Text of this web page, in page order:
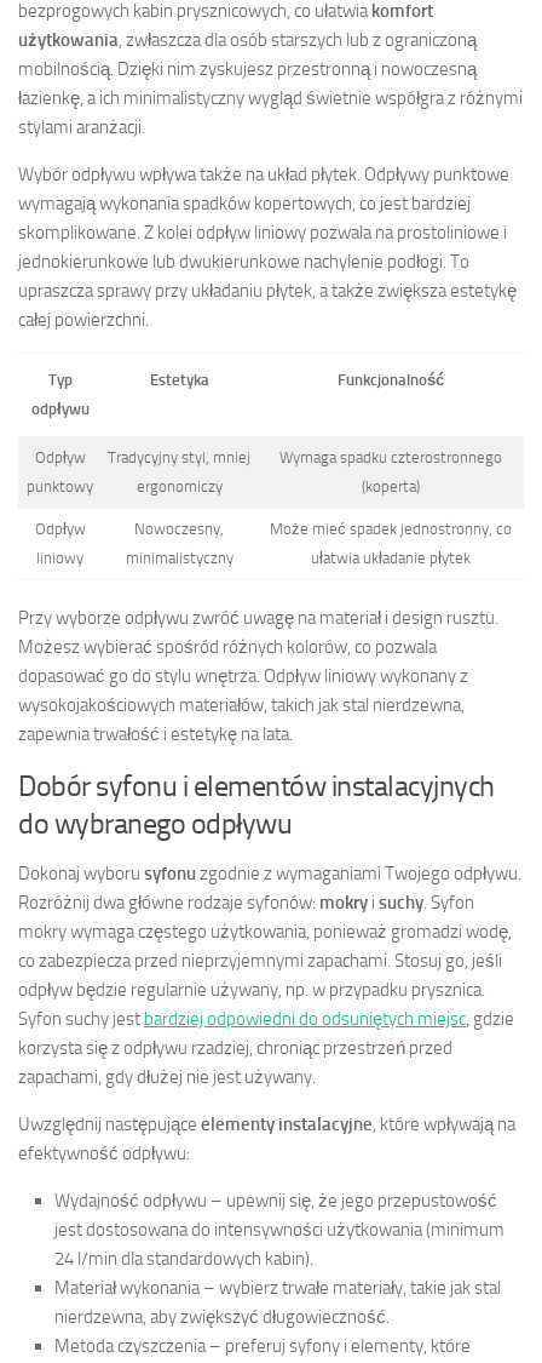
bezprogowych kabin prysznicowych, co ułatwia komfort
użytkowania , zwłaszcza dla osób starszych lub z ograniczoną
mobilnością. Dzięki nim zyskujesz przestronną i nowoczesną
łazienkę, a ich minimalistyczny wygląd świetnie współgra z różnymi
stylami aranżacji.
Wybór odpływu wpływa także na układ płytek. Odpływy punktowe
wymagają wykonania spadków kopertowych, co jest bardziej
skomplikowane. Z kolei odpływ liniowy pozwala na prostoliniowe i
jednokierunkowe lub dwukierunkowe nachylenie podłogi. To
upraszcza sprawy przy układaniu płytek, a także zwiększa estetykę
całej powierzchni.
Typ
odpływu
Estetyka Funkcjonalność
Odpływ
punktowy
Tradycyjny styl, mniej
ergonomiczy
Wymaga spadku czterostronnego
(koperta)
Odpływ
liniowy
Nowoczesny,
minimalistyczny
Może mieć spadek jednostronny, co
ułatwia układanie płytek
Przy wyborze odpływu zwróć uwagę na materiał i design rusztu.
Możesz wybierać spośród różnych kolorów, co pozwala
dopasować go do stylu wnętrza. Odpływ liniowy wykonany z
wysokojakościowych materiałów, takich jak stal nierdzewna,
zapewnia trwałość i estetykę na lata.
Dobór syfonu i elementów instalacyjnych
do wybranego odpływu
Dokonaj wyboru syfonuzgodnie z wymaganiami Twojego odpływu.
Rozróżnij dwa główne rodzaje syfonów: mokry i suchy. Syfon
mokry wymaga częstego użytkowania, ponieważ gromadzi wodę,
co zabezpiecza przed nieprzyjemnymi zapachami. Stosuj go, jeśli
odpływ będzie regularnie używany, np. w przypadku prysznica.
Syfon suchy jest bardziej odpowiedni do odsuniętych miejsc, gdzie
korzysta się z odpływu rzadziej, chroniąc przestrzeń przed
zapachami, gdy dłużej nie jest używany.
Uwzględnij następujące elementy instalacyjne, które wpływają na
efektywność odpływu:
Wydajność odpływu – upewnij się, że jego przepustowość
jest dostosowana do intensywności użytkowania (minimum
24 l/min dla standardowych kabin).
Materiał wykonania – wybierz trwałe materiały, takie jak stal
nierdzewna, aby zwiększyć długowieczność.
Metoda czyszczenia – preferuj syfony i elementy, które